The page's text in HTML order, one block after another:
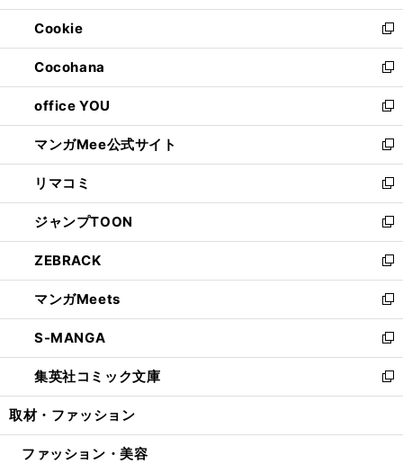
開
く
ウ
で
開
く
ン
ド
ウ
で
開
く
ウ
ィ
ン
ド
ウ
で
開
く
Cookie
新
し
い
ウ
ィ
ン
ド
ウ
で
開
く
Cocohana
新
し
い
ウ
ィ
ン
ド
ウ
で
開
く
office YOU
新
し
い
ウ
ィ
ン
ド
ウ
で
開
く
マンガMee公式サイト
新
し
い
ウ
ィ
ン
ド
ウ
で
開
く
リマコミ
新
し
い
ウ
ィ
ン
ド
ウ
で
開
く
ジャンプTOON
新
し
い
ウ
ィ
ン
ド
ウ
で
開
ZEBRACK
新
し
い
ウ
ィ
ン
ド
ウ
開
マンガMeets
新
し
い
ウ
ィ
ン
ウ
S-MANGA
新
し
い
ウ
ン
集英社コミック文庫
新
し
ウ
取材・ファッション
ファッション・美容